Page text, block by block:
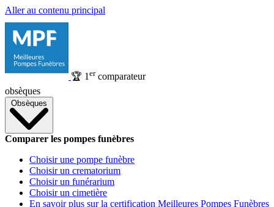
Aller au contenu principal
🏆 1 ercomparateur
obsèques
Obsèques
Comparer les pompes funèbres
Choisir une pompe funèbre
Choisir un crematorium
Choisir un funérarium
Choisir un cimetière
En savoir plus sur la certification Meilleures Pompes Funèbres